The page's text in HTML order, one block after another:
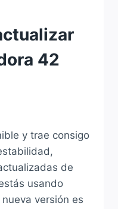
42
y trae consigo
de
usando
versión es